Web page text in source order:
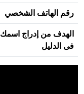
رقم الهاتف الشخصي
الهدف من إدراج اسمك
فى الدليل